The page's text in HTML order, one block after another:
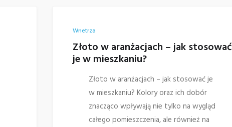
Wnetrza
Złoto w aranżacjach – jak stosować
je w mieszkaniu?
Złoto w aranżacjach – jak stosować je
w mieszkaniu? Kolory oraz ich dobór
znacząco wpływają nie tylko na wygląd
całego pomieszczenia, ale również na